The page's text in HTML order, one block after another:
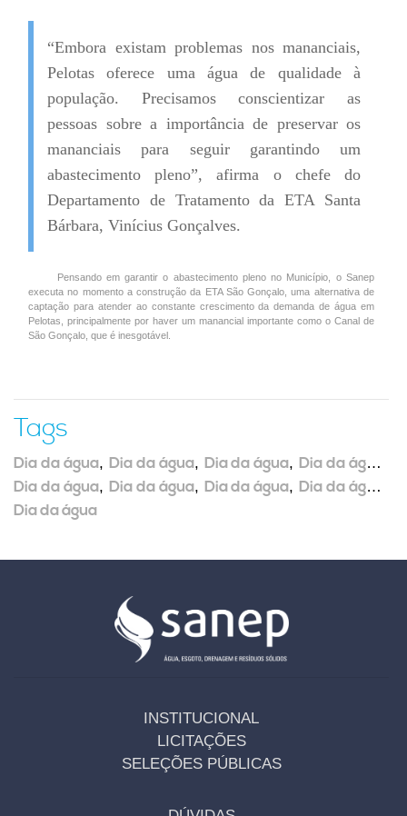
“Embora existam problemas nos mananciais,
Pelotas oferece uma água de qualidade à
população. Precisamos conscientizar as
pessoas sobre a importância de preservar os
mananciais para seguir garantindo um
abastecimento pleno”, afirma o chefe do
Departamento de Tratamento da ETA Santa
Bárbara, Vinícius Gonçalves.
Pensando em garantir o abastecimento pleno no Município, o Sanep
executa no momento a construção da ETA São Gonçalo, uma alternativa de
captação para atender ao constante crescimento da demanda de água em
Pelotas, principalmente por haver um manancial importante como o Canal de
São Gonçalo, que é inesgotável.
Tags
Dia da água, Dia da água, Dia da água,Dia da água
Dia da água, Dia da água, Dia da água,Dia da água
Dia da água
INSTITUCIONAL
LICITAÇÕES
SELEÇÕES PÚBLICAS